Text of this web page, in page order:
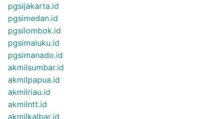
pgsijakarta.id
pgsimedan.id
pgsilombok.id
pgsimaluku.id
pgsimanado.id
akmilsumbar.id
akmilpapua.id
akmilriau.id
akmilntt.id
akmilkalbar.id